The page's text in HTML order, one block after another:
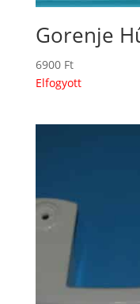
Gorenje
6900 Ft
Elfogyott